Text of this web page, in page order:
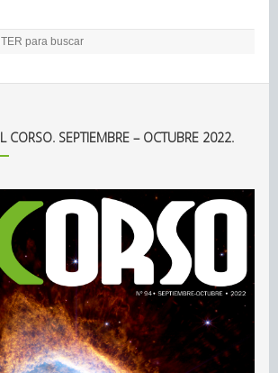
CORSO. SEPTIEMBRE – OCTUBRE 2022.